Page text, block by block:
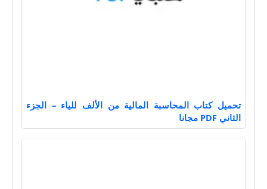
تحميل كتاب المحاسبة المالية من الألف للياء – الجزء
الثاني PDF مجانا